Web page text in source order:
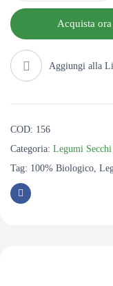
di
Legumi
Bio
quantità
Acquista ora
Aggiungi alla
COD: 156
Categoria: Legumi
Tag: 100% Biologico,